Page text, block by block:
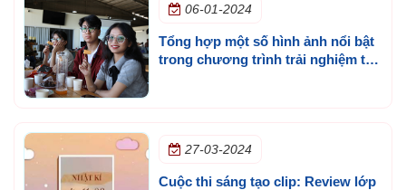
06-01-2024
Tổng hợp một số hình ảnh nổi bật
trong chương trình trải nghiệm tại
27-03-2024
Cuộc thi sáng tạo clip: Review lớp